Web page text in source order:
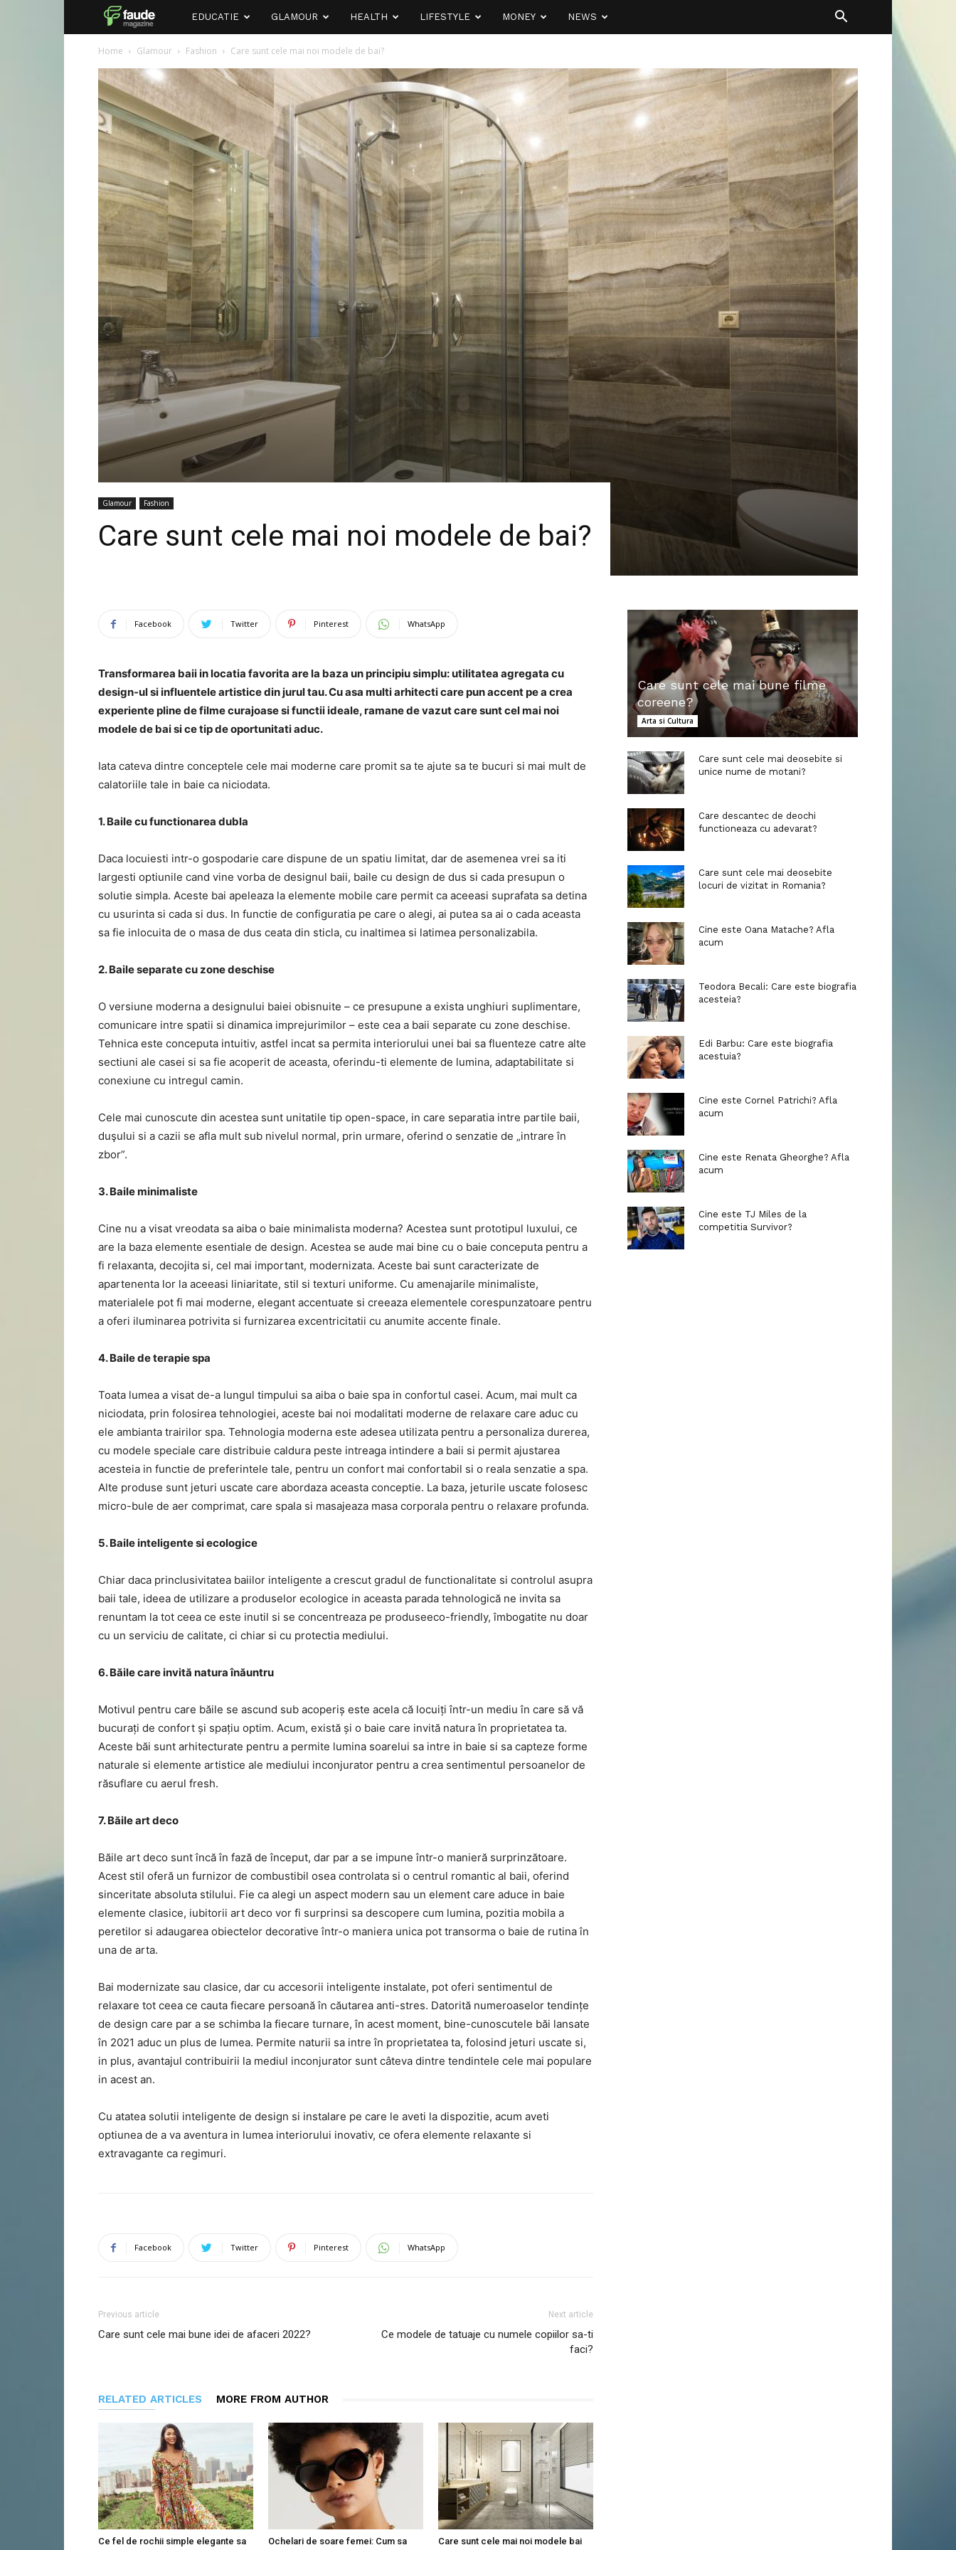
Faude
EDUCATIE GLAMOUR HEALTH LIFESTYLE MONEY NEWS
Home Glamour Fashion Care sunt cele mai noi modele de bai?
Glamour Fashion
Care sunt cele mai noi modele de bai?
Facebook Twitter Pinterest WhatsApp
Transformarea baii in locatia favorita are la baza un principiu simplu: utilitatea agregata cu
design-ul si influentele artistice din jurul tau. Cu asa multi arhitecti care pun accent pe a crea
experiente pline de filme curajoase si functii ideale, ramane de vazut care sunt cel mai noi
modele de bai si ce tip de oportunitati aduc.
Iata cateva dintre conceptele cele mai moderne care promit sa te ajute sa te bucuri si mai mult de
calatoriile tale in baie ca niciodata.
1. Baile cu functionarea dubla
Daca locuiesti intr-o gospodarie care dispune de un spatiu limitat, dar de asemenea vrei sa iti
largesti optiunile cand vine vorba de designul baii, baile cu design de dus si cada presupun o
solutie simpla. Aceste bai apeleaza la elemente mobile care permit ca aceeasi suprafata sa detina
cu usurinta si cada si dus. In functie de configuratia pe care o alegi, ai putea sa ai o cada aceasta
sa fie inlocuita de o masa de dus ceata din sticla, cu inaltimea si latimea personalizabila.
2. Baile separate cu zone deschise
O versiune moderna a designului baiei obisnuite – ce presupune a exista unghiuri suplimentare,
comunicare intre spatii si dinamica imprejurimilor – este cea a baii separate cu zone deschise.
Tehnica este conceputa intuitiv, astfel incat sa permita interiorului unei bai sa fluenteze catre alte
sectiuni ale casei si sa fie acoperit de aceasta, oferindu-ti elemente de lumina, adaptabilitate si
conexiune cu intregul camin.
Cele mai cunoscute din acestea sunt unitatile tip open-space, in care separatia intre partile baii,
duşului si a cazii se afla mult sub nivelul normal, prin urmare, oferind o senzatie de „intrare în
zbor”.
3. Baile minimaliste
Cine nu a visat vreodata sa aiba o baie minimalista moderna? Acestea sunt prototipul luxului, ce
are la baza elemente esentiale de design. Acestea se aude mai bine cu o baie conceputa pentru a
fi relaxanta, decojita si, cel mai important, modernizata. Aceste bai sunt caracterizate de
apartenenta lor la aceeasi liniaritate, stil si texturi uniforme. Cu amenajarile minimaliste,
materialele pot fi mai moderne, elegant accentuate si creeaza elementele corespunzatoare pentru
a oferi iluminarea potrivita si furnizarea excentricitatii cu anumite accente finale.
4. Baile de terapie spa
Toata lumea a visat de-a lungul timpului sa aiba o baie spa in confortul casei. Acum, mai mult ca
niciodata, prin folosirea tehnologiei, aceste bai noi modalitati moderne de relaxare care aduc cu
ele ambianta trairilor spa. Tehnologia moderna este adesea utilizata pentru a personaliza durerea,
cu modele speciale care distribuie caldura peste intreaga intindere a baii si permit ajustarea
acesteia in functie de preferintele tale, pentru un confort mai confortabil si o reala senzatie a spa.
Alte produse sunt jeturi uscate care abordaza aceasta conceptie. La baza, jeturile uscate folosesc
micro-bule de aer comprimat, care spala si masajeaza masa corporala pentru o relaxare profunda.
5. Baile inteligente si ecologice
Chiar daca princlusivitatea baiilor inteligente a crescut gradul de functionalitate si controlul asupra
baii tale, ideea de utilizare a produselor ecologice in aceasta parada tehnologică ne invita sa
renuntam la tot ceea ce este inutil si se concentreaza pe produseeco-friendly, îmbogatite nu doar
cu un serviciu de calitate, ci chiar si cu protectia mediului.
6. Băile care invită natura înăuntru
Motivul pentru care băile se ascund sub acoperiș este acela că locuiți într-un mediu în care să vă
bucurați de confort și spațiu optim. Acum, există și o baie care invită natura în proprietatea ta.
Aceste băi sunt arhitecturate pentru a permite lumina soarelui sa intre in baie si sa capteze forme
naturale si elemente artistice ale mediului inconjurator pentru a crea sentimentul persoanelor de
răsuflare cu aerul fresh.
7. Băile art deco
Băile art deco sunt încă în fază de început, dar par a se impune într-o manieră surprinzătoare.
Acest stil oferă un furnizor de combustibil osea controlata si o centrul romantic al baii, oferind
sinceritate absoluta stilului. Fie ca alegi un aspect modern sau un element care aduce in baie
elemente clasice, iubitorii art deco vor fi surprinsi sa descopere cum lumina, pozitia mobila a
peretilor si adaugarea obiectelor decorative într-o maniera unica pot transorma o baie de rutina în
una de arta.
Bai modernizate sau clasice, dar cu accesorii inteligente instalate, pot oferi sentimentul de
relaxare tot ceea ce cauta fiecare persoană în căutarea anti-stres. Datorită numeroaselor tendințe
de design care par a se schimba la fiecare turnare, în acest moment, bine-cunoscutele băi lansate
în 2021 aduc un plus de lumea. Permite naturii sa intre în proprietatea ta, folosind jeturi uscate si,
in plus, avantajul contribuirii la mediul inconjurator sunt câteva dintre tendintele cele mai populare
in acest an.
Cu atatea solutii inteligente de design si instalare pe care le aveti la dispozitie, acum aveti
optiunea de a va aventura in lumea interiorului inovativ, ce ofera elemente relaxante si
extravagante ca regimuri.
Facebook Twitter Pinterest WhatsApp
Previous article
Care sunt cele mai bune idei de afaceri 2022?
Next article
Ce modele de tatuaje cu numele copiilor sa-ti
faci?
RELATED ARTICLES MORE FROM AUTHOR
Ce fel de rochii simple elegante sa Ochelari de soare femei: Cum sa Care sunt cele mai noi modele bai
Care sunt cele mai bune filme
coreene?
Arta si Cultura
Care sunt cele mai deosebite si
unice nume de motani?
Care descantec de deochi
functioneaza cu adevarat?
Care sunt cele mai deosebite
locuri de vizitat in Romania?
Cine este Oana Matache? Afla
acum
Teodora Becali: Care este biografia
acesteia?
Edi Barbu: Care este biografia
acestuia?
Cine este Cornel Patrichi? Afla
acum
Cine este Renata Gheorghe? Afla
acum
Cine este TJ Miles de la
competitia Survivor?